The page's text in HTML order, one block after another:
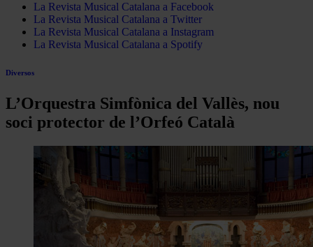
La Revista Musical Catalana a Facebook
La Revista Musical Catalana a Twitter
La Revista Musical Catalana a Instagram
La Revista Musical Catalana a Spotify
Diversos
L’Orquestra Simfònica del Vallès, nou
soci protector de l’Orfeó Català